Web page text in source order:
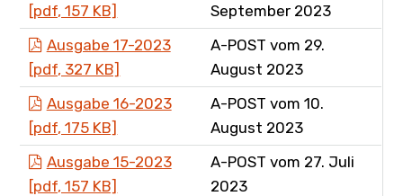
[pdf, 157 KB]
September 2023
Ausgabe 17-2023
[pdf, 327 KB]
A-POST vom 29.
August 2023
Ausgabe 16-2023
[pdf, 175 KB]
A-POST vom 10.
August 2023
Ausgabe 15-2023
[pdf, 157 KB]
A-POST vom 27. Juli
2023